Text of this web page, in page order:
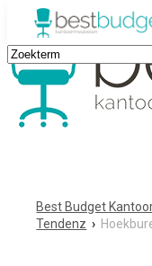
Best Budget
Tendenz ›